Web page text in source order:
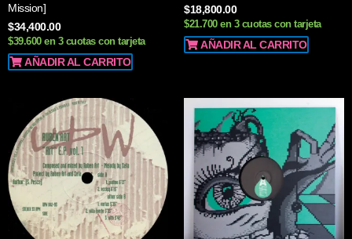
Mission]
$34,400.00
$39.600 en 3 cuotas con tarjeta
AÑADIR AL CARRITO
$18,800.00
$21.700 en 3 cuotas con tarjeta
AÑADIR AL CARRITO